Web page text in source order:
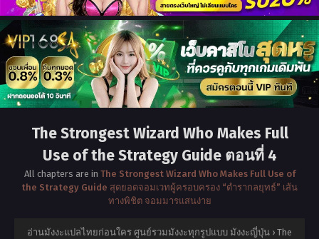
The Strongest Wizard Who Makes Full
Use of the Strategy Guide ตอนที่ 4
All chapters are in The Strongest Wizard Who Makes Full Use of
the Strategy Guide สุดยอดจอมเวทผู้ครอบครอง “ตำรากลยุทธ์” เส้น
ทางพิชิต จอมมารแสนง่าย
อ่านมังงะแปลไทยก่อนใคร ศูนย์รวมมังงะทุกรูปแบบ มังงะญี่ปุ่น › The